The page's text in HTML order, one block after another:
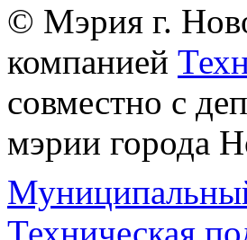
© Мэрия г.
компанией
совместно с
мэрии города